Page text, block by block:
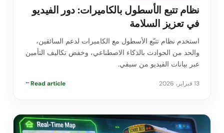
نظام تتبع الأسطول بالكاميرات: دور الفيديو
في تعزيز السلامة
استخدم نظام تتبّع الأسطول مع الكاميرات لدعم السائقين،
والحد من الحوادث بالذكاء الاصطناعي، وخفض تكاليف التأمين
عبر بيانات الفيديو من سيفي.
13 فبراير، 2026 Read article
→